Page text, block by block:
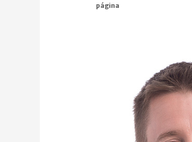
página